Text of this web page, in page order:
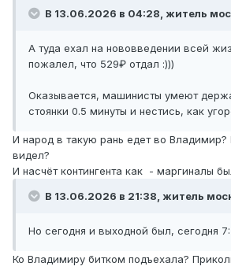
В 13.06.2026 в 04:28, житель
А туда ехал на нововведении всей
пожалел, что 529₽ отдал :)))
Оказывается, машинисты умеют
стоянки 0.5 минуты и нестись, как
И народ в такую рань едет во
видел?
И насчёт контингента как - маргиналы
В 13.06.2026 в 21:38, житель
Но сегодня и выходной был, сегодня
Ко Владимиру битком подъехала?